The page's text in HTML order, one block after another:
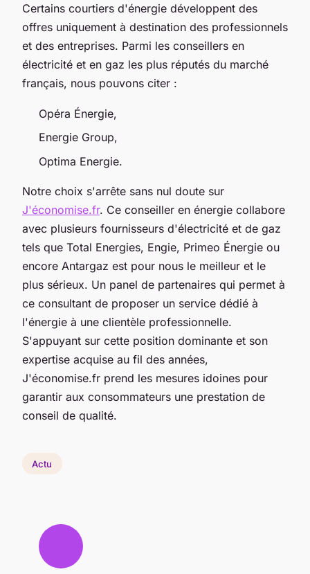
Certains courtiers d'énergie développent des
offres uniquement à destination des professionnels
et des entreprises. Parmi les conseillers en
électricité et en gaz les plus réputés du marché
français, nous pouvons citer :
Opéra Énergie,
Energie Group,
Optima Energie.
Notre choix s'arrête sans nul doute sur
J'économise.fr. Ce conseiller en énergie collabore
avec plusieurs fournisseurs d'électricité et de gaz
tels que Total Energies, Engie, Primeo Énergie ou
encore Antargaz est pour nous le meilleur et le
plus sérieux. Un panel de partenaires qui permet à
ce consultant de proposer un service dédié à
l'énergie à une clientèle professionnelle.
S'appuyant sur cette position dominante et son
expertise acquise au fil des années,
J'économise.fr prend les mesures idoines pour
garantir aux consommateurs une prestation de
conseil de qualité.
Actu